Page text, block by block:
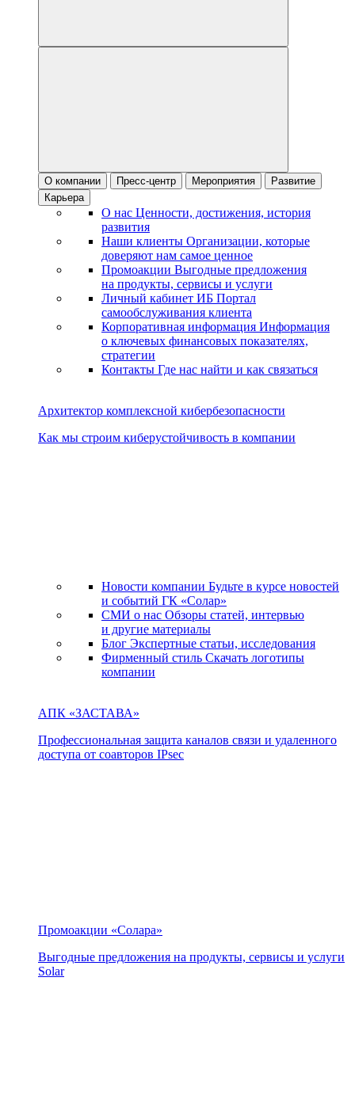
О компании Пресс-центр Мероприятия
Развитие
Карьера
О нас Ценности, достижения, история
развития
Наши клиенты Организации, которые
доверяют нам самое ценное
Промоакции Выгодные предложения
на продукты, сервисы и услуги
Личный кабинет ИБ Портал
самообслуживания клиента
Корпоративная информация Информация
о ключевых финансовых показателях,
стратегии
Контакты Где нас найти и как связаться
Архитектор комплексной кибербезопасности
Как мы строим киберустойчивость в компании
Новости компании Будьте в курсе новостей
и событий ГК «Солар»
СМИ о нас Обзоры статей, интервью
и другие материалы
Блог Экспертные статьи, исследования
Фирменный стиль Скачать логотипы
компании
АПК «ЗАСТАВА»
Профессиональная защита каналов связи и удаленного
доступа от соавторов IPsec
Промоакции «Солара»
Выгодные предложения на продукты, сервисы и услуги
Solar